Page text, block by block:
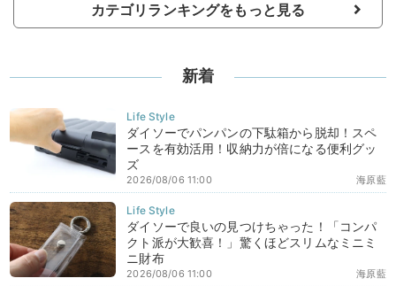
カテゴリランキングをもっと見る
新着
ダイソーでパンパンの下駄箱から脱却！スペ
ースを有効活用！収納力が倍になる便利グッ
ズ
海原藍
2026/08/06 11:00
ダイソーで良いの見つけちゃった！「コンパ
クト派が大歓喜！」驚くほどスリムなミニミ
ニ財布
海原藍
2026/08/06 11:00